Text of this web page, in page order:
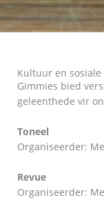
Kultuur en
Gimmies bied
geleenthede vir
Toneel
Organiseerder:
Revue
Organiseerder: